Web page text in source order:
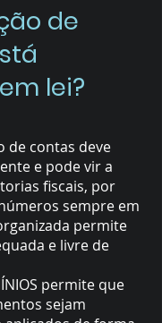
de
lei?
de contas deve
e pode vir a
fiscais, por
sempre em
permite
e livre de
permite que
sejam